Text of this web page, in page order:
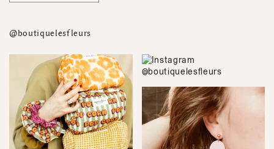
@boutiquelesfleurs